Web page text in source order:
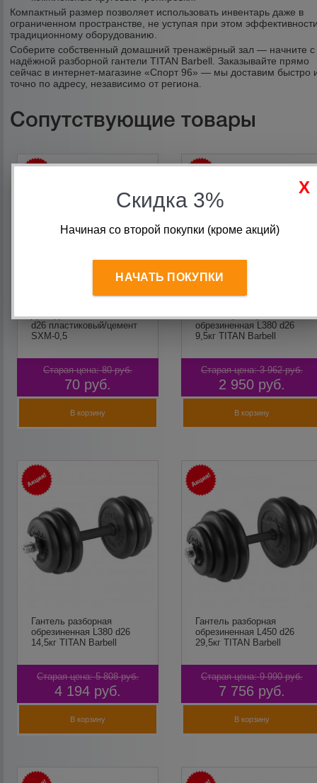
Компактный размер позволяет использовать инвентарь даже в
ограниченном пространстве, не уступая при этом
традиционному оборудованию.
Соберите собственный домашний тренажёрный зал — начните с
надёжной разборной гантели TITAN Barbell. Заказывайте прямо
сейчас в интернет-магазине «Спорт 96» — мы доставим быстро
точно по адресу, независимо от региона.
Сопутствующие товары
Диск для штанги 0,5 кг
d26 пластиковый/цемент
SXM-0,5
Старая цена: 80 руб.
70 руб.
В корзину
Гантель разборная
обрезиненная L380 d26
9,5кг TITAN Barbell
Старая цена: 3 962 руб.
2 950 руб.
В корзину
Гантель разборная
обрезиненная L380 d26
14,5кг TITAN Barbell
Старая цена: 5 808 руб.
4 194 руб.
В корзину
Гантель разборная
обрезиненная L450 d26
29,5кг TITAN Barbell
Старая цена: 9 990 руб.
7 756 руб.
В корзину
Скидка 3%
Начиная со второй покупки (кроме акций)
НАЧАТЬ ПОКУПКИ